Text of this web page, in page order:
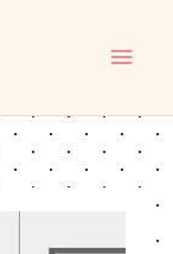
イ
ン
メ